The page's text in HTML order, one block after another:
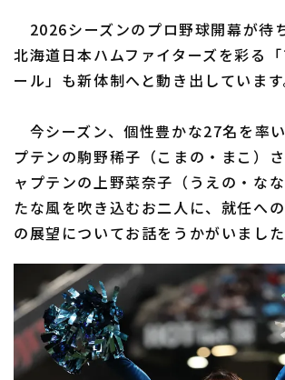
ファーム西地区
交流戦
北海道日本ハムファイターズ
東北楽天ゴールデンイーグルス
千葉ロッテマリーンズ
オリックス・バファローズ
福岡ソフトバンクホークス
設定
2026シーズンのプロ野球開幕が待
北海道日本ハムファイターズを彩る
ール」も新体制へと動き出しています
今シーズン、個性豊かな27名を率
プテンの駒野稀子（こまの・まこ）
ャプテンの上野菜奈子（うえの・な
たな風を吹き込むお二人に、就任へ
の展望についてお話をうかがいました